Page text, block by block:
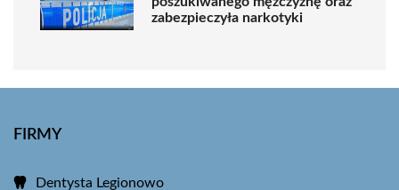
zabezpieczyła narkotyki
FIRMY
Dentysta Legionowo